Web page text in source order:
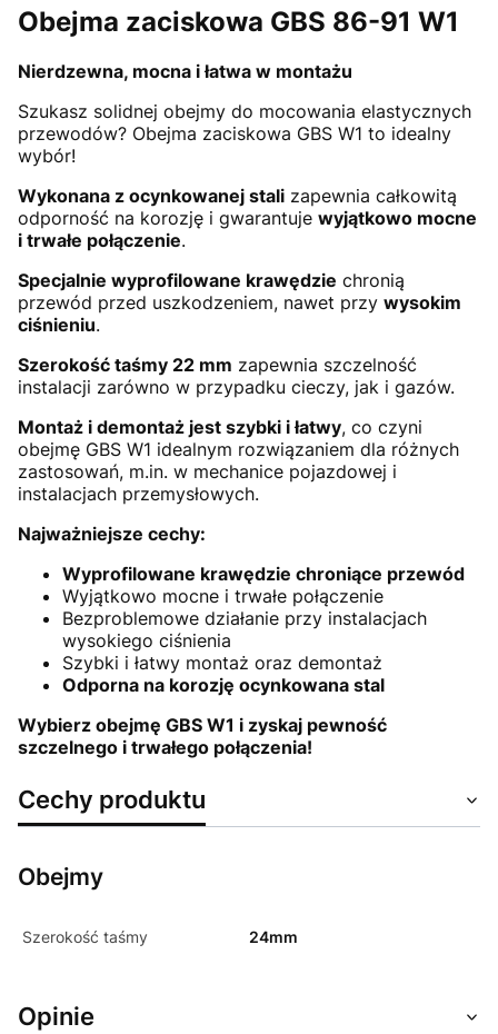
Obejma zaciskowa GBS 86-91 W1
Nierdzewna, mocna i łatwa w montażu
Szukasz solidnej obejmy do mocowania elastycznych
przewodów? Obejma zaciskowa GBS W1 to idealny
wybór!
Wykonana z ocynkowanej stali zapewnia całkowitą
odporność na korozję i gwarantuje wyjątkowo mocne
i trwałe połączenie.
Specjalnie wyprofilowane krawędzie chronią
przewód przed uszkodzeniem, nawet przy wysokim
ciśnieniu.
Szerokość taśmy 22 mm zapewnia szczelność
instalacji zarówno w przypadku cieczy, jak i gazów.
Montaż i demontaż jest szybki i łatwy, co czyni
obejmę GBS W1 idealnym rozwiązaniem dla różnych
zastosowań, m.in. w mechanice pojazdowej i
instalacjach przemysłowych.
Najważniejsze cechy:
Wyprofilowane krawędzie chroniące przewód
Wyjątkowo mocne i trwałe połączenie
Bezproblemowe działanie przy instalacjach
wysokiego ciśnienia
Szybki i łatwy montaż oraz demontaż
Odporna na korozję ocynkowana stal
Wybierz obejmę GBS W1 i zyskaj pewność
szczelnego i trwałego połączenia!
Cechy produktu
Obejmy
Szerokość taśmy 24mm
Opinie